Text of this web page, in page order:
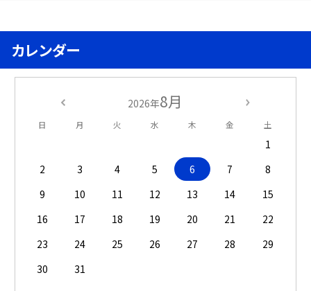
カレンダー
2026年8月
日 月 火 水 木 金 土
1
2
3 4 5 6 7
8
9
10 11 12 13 14
15
16
17 18 19 20 21
22
23
24 25 26 27 28
29
30
31